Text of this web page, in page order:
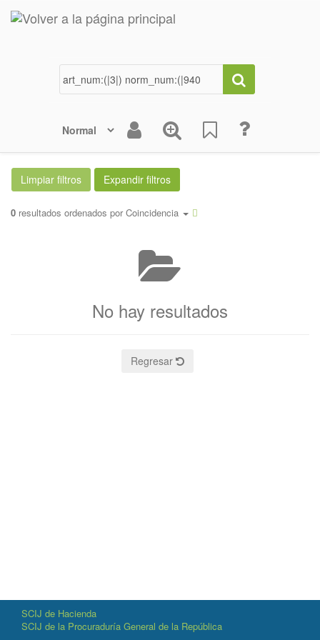
0 resultados ordenados por Coincidencia
No hay resultados
Regresar
SCIJ de Hacienda
SCIJ de la Procuraduría General de la República